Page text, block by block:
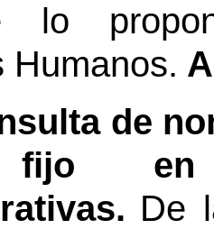
lo
Humanos.
de
fijo en
De